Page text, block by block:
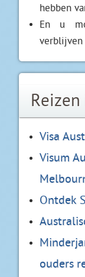
hebben
En u
verblijven
Visa
Visum
Ontdek
ouders